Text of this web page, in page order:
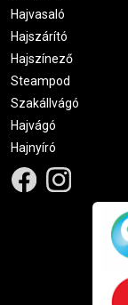
Hajvasaló
Hajszárító
Hajszínező
Steampod
Szakállvágó
Hajvágó
Hajnyíró